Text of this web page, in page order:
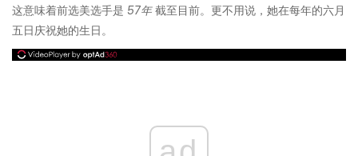
这意味着前选美选手是 57年截至目前。更不用说，她在每年的六月
五日庆祝她的生日。